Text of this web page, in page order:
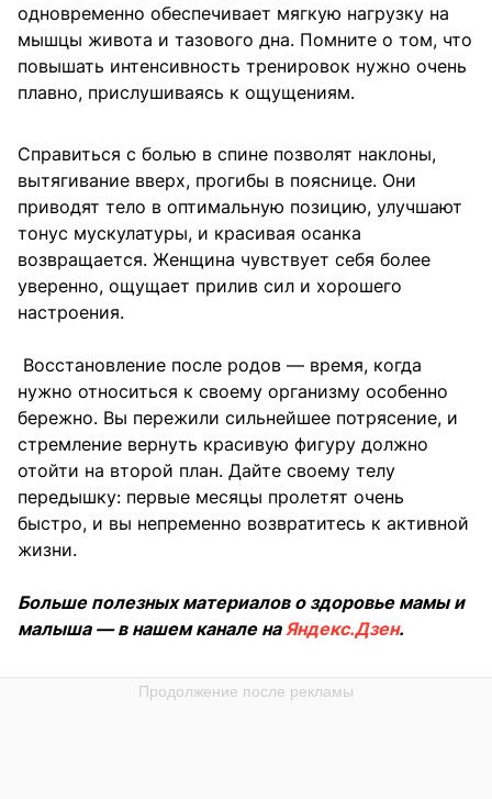
одновременно обеспечивает мягкую нагрузку на
мышцы живота и тазового дна. Помните о том, что
повышать интенсивность тренировок нужно очень
плавно, прислушиваясь к ощущениям.
Справиться с болью в спине позволят наклоны,
вытягивание вверх, прогибы в пояснице. Они
приводят тело в оптимальную позицию, улучшают
тонус мускулатуры, и красивая осанка
возвращается. Женщина чувствует себя более
уверенно, ощущает прилив сил и хорошего
настроения.
Восстановление после родов — время, когда
нужно относиться к своему организму особенно
бережно. Вы пережили сильнейшее потрясение, и
стремление вернуть красивую фигуру должно
отойти на второй план. Дайте своему телу
передышку: первые месяцы пролетят очень
быстро, и вы непременно возвратитесь к активной
жизни.
Больше полезных материалов о здоровье мамы и
малыша — в нашем канале наЯндекс.Дзен.